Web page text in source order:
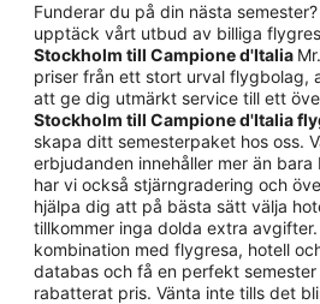
Funderar du på din nästa
upptäck vårt utbud av billiga
Stockholm till Campione d'Italia
priser från ett stort urval flygbolag,
att ge dig utmärkt service till ett
Stockholm till Campione d'Italia
skapa ditt semesterpaket hos oss.
erbjudanden innehåller mer än bara
har vi också stjärngradering och
hjälpa dig att på bästa sätt välja
tillkommer inga dolda extra
kombination med flygresa, hotell
databas och få en perfekt
rabatterat pris. Vänta inte tills det